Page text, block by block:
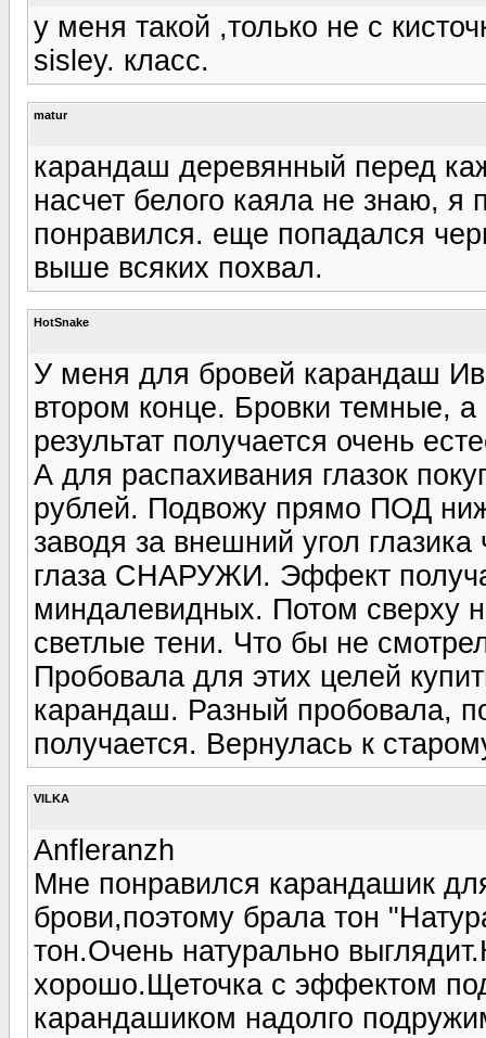
у меня такой ,только не с
sisley. класс.
matur
карандаш деревянный перед
насчет белого каяла не знаю,
понравился. еще попадался
выше всяких похвал.
HotSnake
У меня для бровей карандаш
втором конце. Бровки темные,
результат получается очень
А для распахивания глазок
рублей. Подвожу прямо ПОД
заводя за внешний угол
глаза СНАРУЖИ. Эффект
миндалевидных. Потом сверху
светлые тени. Что бы не
Пробовала для этих целей
карандаш. Разный пробовала,
получается. Вернулась к
VILKA
Anfleranzh
Мне понравился карандашик
брови,поэтому брала тон
тон.Очень натурально
хорошо.Щеточка с эффектом
карандашиком надолго